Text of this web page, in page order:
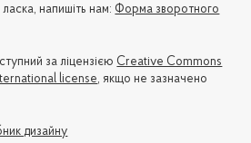
напишіть нам: Форма зворотного
за ліцензією Creative Commons
license, якщо не зазначено
дизайну